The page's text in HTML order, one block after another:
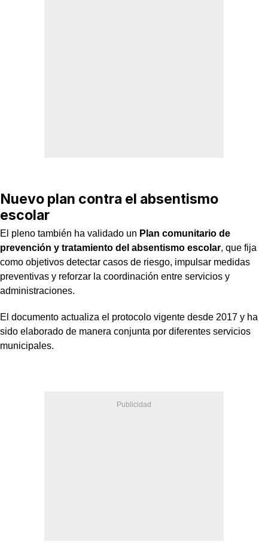
Nuevo plan contra el absentismo
escolar
El pleno también ha validado un Plan comunitario de
prevención y tratamiento del absentismo escolar, que fija
como objetivos detectar casos de riesgo, impulsar medidas
preventivas y reforzar la coordinación entre servicios y
administraciones.
El documento actualiza el protocolo vigente desde 2017 y ha
sido elaborado de manera conjunta por diferentes servicios
municipales.